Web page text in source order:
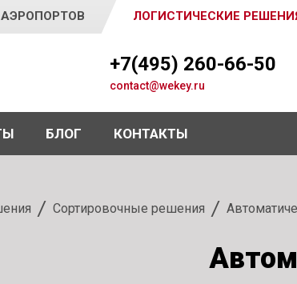
ЛОГИСТИЧЕСКИЕ
+7(495) 260-66-50
contact@wekey.ru
БЛОГ КОНТАКТЫ
Сортировочные решения